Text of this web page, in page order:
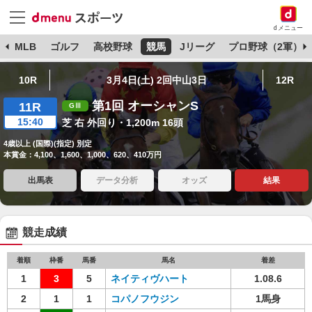
dメニュー
MLB ゴルフ 高校野球 競馬 Jリーグ プロ野球（2軍）
10R 3月4日(土) 2回中山3日 12R
11R
15:40
第1回 オーシャンS
芝 右 外回り・1,200m 16頭
4歳以上 (国際)(指定) 別定
本賞金：4,100、1,600、1,000、620、410万円
出馬表 データ分析 オッズ 結果
競走成績
着順 枠番 馬番 馬名 着差
1 3 5 ネイティヴハート
1.08.6
2
1 1 コパノフウジン 1馬身